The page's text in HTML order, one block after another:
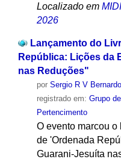
Localizado em
2026
Lançamento do
República: Lições da
nas Reduções"
por Sergio R V Bernardo
registrado em: Grupo
Pertencimento
O evento marcou
de 'Ordenada
Guarani-Jesuíta